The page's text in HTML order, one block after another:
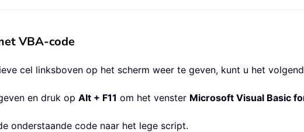
VBA-code
cel linksboven op het scherm weer te geven, kunt u het
en druk op Alt + F11 om het venster Microsoft Visual Basic
onderstaande code naar het lege script.